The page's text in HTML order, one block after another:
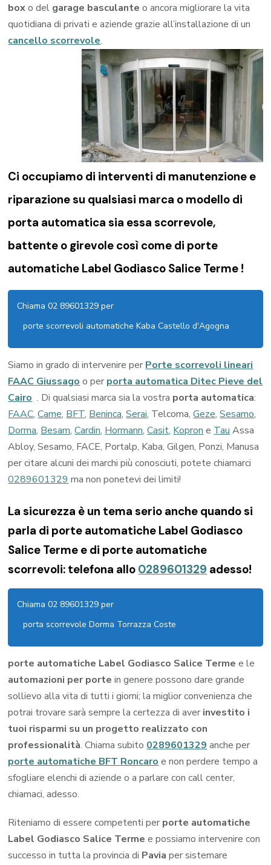
boxo del garage basculante o ancora migliorare la vita
quotidiana di privati e aziende grazie all’installazione di un
cancello scorrevole.
Ci occupiamo di interventi di manutenzione e
riparazione su qualsiasi marca o modello di
porta automatica sia essa scorrevole,
battente o girevole così come di porte
automatiche Label Godiasco Salice Terme !
Chiama 02 89601329 per
porte scorrevoli automatiche Kaba Castello d'Agogna
Siamo in grado di intervenire perPorte scorrevoli lineari
FAAC Giussagoo per porta automatica Ditec Pieve del
Cairo . Di qualsiasi marca sia la vostra porta automatica:
FAAC,Came,BFT,Beninca,Serai, Telcoma,Geze,Sesamo,
Dorma,Besam,Cardin,Hormann,Casit,KoproneTauAssa
Abloy, Sesamo, FACE, Portalp, Kaba, Gilgen, Ponzi, Manusa
per citare alcuni dei marchi più conosciuti, potete chiamarci
0289601329ma non ponetevi dei limiti!
La sicurezza è un tema serio anche quando si
parla di porte automatiche Label Godiasco
Salice Terme e di porte automatiche
scorrevoli: telefona allo 0289601329 adesso!
Chiama 02 89601329 per
porta scorrevole Dorma Torrazza Coste
porte automatiche Label Godiasco Salice Termee le
automazioni per portein genere possono dare grande
sollievo alla vita di tutti i giorni; la miglior convenienza che
potrai trovare sarà sempre la certezza di aver investito i
tuoi risparmi su un progetto realizzato con
professionalità. Chiama subito 0289601329 anche per
porte automatiche BFT Roncaro e non perdere tempo a
sfogliare elenchi di aziende o a parlare con call center,
chiamaci, adesso.
Riteniamo di essere competenti per porte automatiche
Label Godiasco Salice Terme e possiamo intervenire con
successo in tutta la provincia di Paviaper sistemare